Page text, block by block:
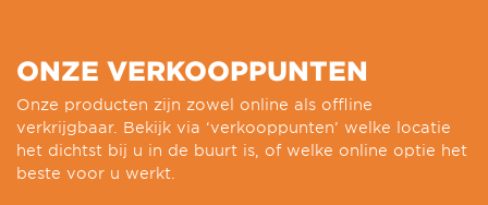
ONZE VERKOOPPUNTEN
Onze producten zijn zowel online als offline
verkrijgbaar. Bekijk via ‘verkooppunten’ welke locatie
het dichtst bij u in de buurt is, of welke online optie het
beste voor u werkt.